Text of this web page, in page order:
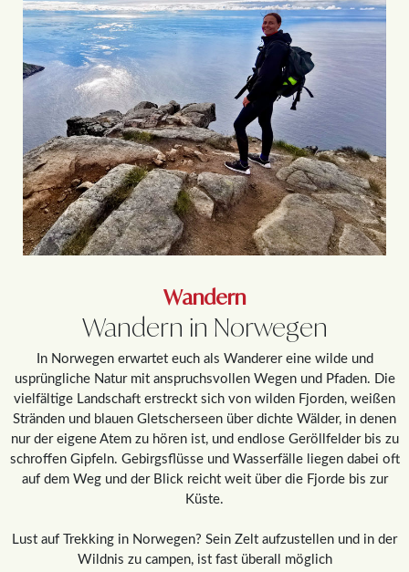
Wandern
Wandern in Norwegen
In Norwegen erwartet euch als Wanderer eine wilde und
usprüngliche Natur mit anspruchsvollen Wegen und Pfaden. Die
vielfältige Landschaft erstreckt sich von wilden Fjorden, weißen
Stränden und blauen Gletscherseen über dichte Wälder, in denen
nur der eigene Atem zu hören ist, und endlose Geröllfelder bis zu
schroffen Gipfeln. Gebirgsflüsse und Wasserfälle liegen dabei oft
auf dem Weg und der Blick reicht weit über die Fjorde bis zur
Küste.
Lust auf Trekking in Norwegen? Sein Zelt aufzustellen und in der
Wildnis zu campen, ist fast überall möglich